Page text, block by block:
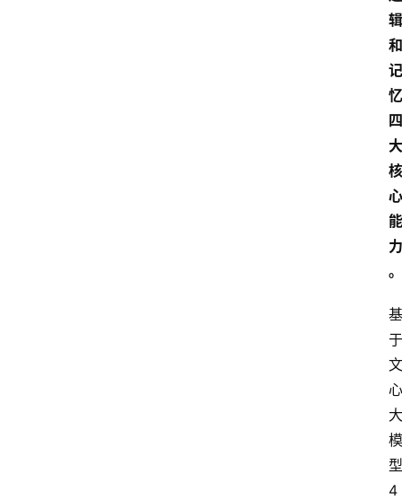
辑
和
记
忆
四
大
核
心
能
力
。
基
于
文
心
大
模
型
4